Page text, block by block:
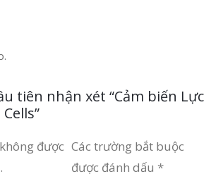
tiên nhận xét “Cảm biến Lực
được Các trường bắt buộc
được đánh dấu *